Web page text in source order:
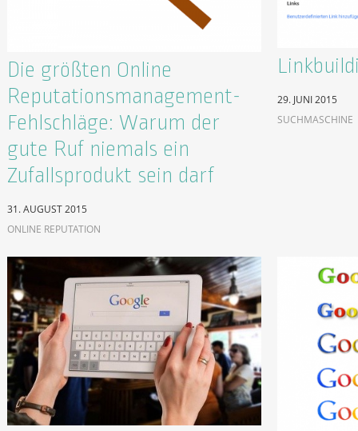
Die größten Online
Reputationsmanagement-
Fehlschläge: Warum der
gute Ruf niemals ein
Zufallsprodukt sein darf
31. AUGUST 2015
ONLINE REPUTATION
29. JUNI 2015
SUCHMASCHINE